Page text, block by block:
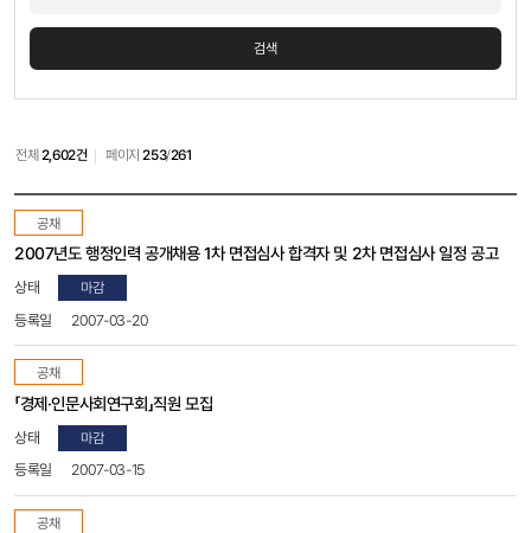
검색
전체 2,602건 페이지253/261
(구)
채용공고
목록
번호,
분류,
제목,
상태,
등록일,
조회수,
첨부파일
공채
2007년도 행정인력 공개채용 1차 면접심사 합격자 및 2차 면접심사 일정 공고
마감
2007-03-20
공채
「경제·인문사회연구회」직원 모집
마감
2007-03-15
공채